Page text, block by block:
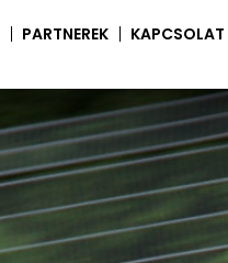
PARTNEREK KAPCSOLAT